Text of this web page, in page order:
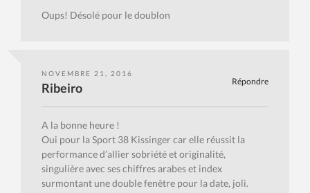
Oups! Désolé pour le doublon
NOVEMBRE 21, 2016
Répondre
Ribeiro
A la bonne heure !
Oui pour la Sport 38 Kissinger car elle réussit la
performance d’allier sobriété et originalité,
singulière avec ses chiffres arabes et index
surmontant une double fenêtre pour la date, joli.